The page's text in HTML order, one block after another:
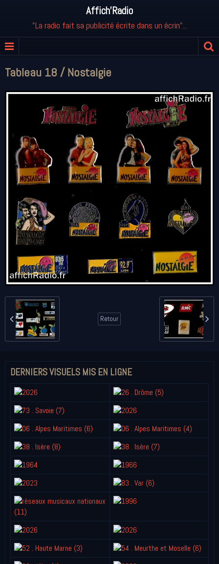
Affich'Radio
"La radio fait sa publicité écrite dans un écrin"...
Tableau 18 / Nostalgie
Retour
DERNIERS VISUELS MIS EN LIGNE